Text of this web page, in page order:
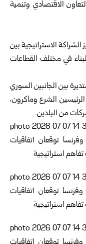
الاقتصادي وتنمية
الاستراتيجية بين
في مختلف القطاعات
بين الجانبين السوري
الشرع وماكرون،
من البلدين.